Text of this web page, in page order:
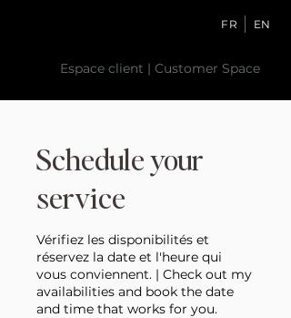
FR EN
Espace client | Customer Space
Schedule your
service
Vérifiez les disponibilités et
réservez la date et l'heure qui
vous conviennent. | Check out my
availabilities and book the date
and time that works for you.